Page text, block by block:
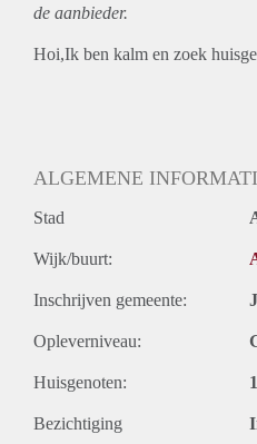
de aanbieder.
Hoi,Ik ben kalm en zoek
ALGEMENE
Stad
Wijk/buurt:
Inschrijven gemeente:
Opleverniveau:
Huisgenoten: 1
Bezichtiging